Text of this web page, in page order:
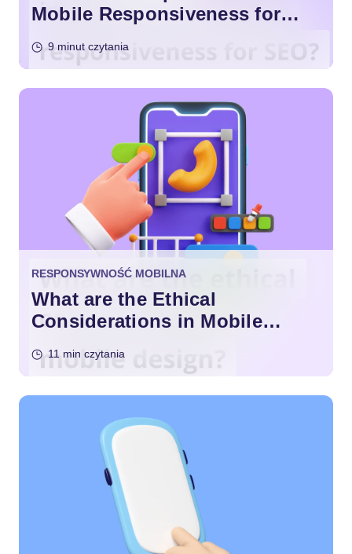
Mobile Responsiveness for
9 minut czytania
RESPONSYWNOŚĆ MOBILNA
What are the Ethical
Considerations in Mobile
11 min czytania